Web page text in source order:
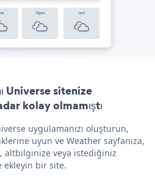
Universe sitenize
kolay olmamıştı
uygulamanızı oluşturun,
uyun ve Weather sayfanıza,
altbilginize veya istediğiniz
ekleyin bir site.